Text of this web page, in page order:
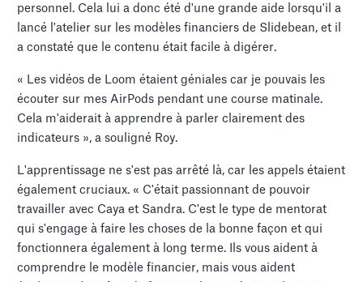
personnel. Cela lui a donc été d'une grande aide lorsqu'il a
lancé l'atelier sur les modèles financiers de Slidebean, et il
a constaté que le contenu était facile à digérer.
« Les vidéos de Loom étaient géniales car je pouvais les
écouter sur mes AirPods pendant une course matinale.
Cela m'aiderait à apprendre à parler clairement des
indicateurs », a souligné Roy.
L'apprentissage ne s'est pas arrêté là, car les appels étaient
également cruciaux. « C'était passionnant de pouvoir
travailler avec Caya et Sandra. C'est le type de mentorat
qui s'engage à faire les choses de la bonne façon et qui
fonctionnera également à long terme. Ils vous aident à
comprendre le modèle financier, mais vous aident